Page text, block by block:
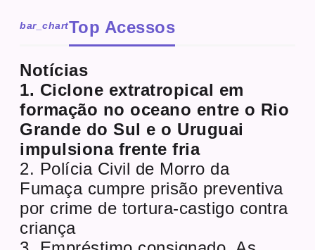
bar_chartTop Acessos
Notícias
1. Ciclone extratropical em
formação no oceano entre o Rio
Grande do Sul e o Uruguai
impulsiona frente fria
2. Polícia Civil de Morro da
Fumaça cumpre prisão preventiva
por crime de tortura-castigo contra
criança